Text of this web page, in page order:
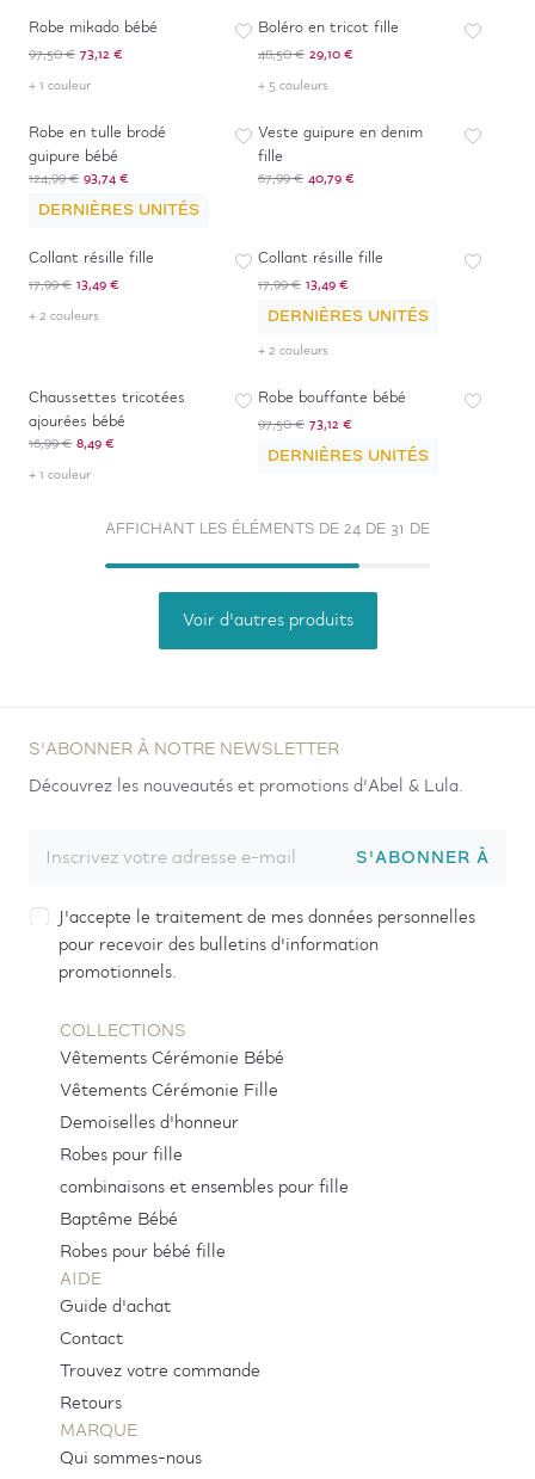
Robe mikado bébé
97,50 € 73,12 €
+ 1 couleur
Boléro en tricot fille
48,50 € 29,10 €
+ 5 couleurs
-25%
Robe en tulle brodé
guipure bébé
124,99 € 93,74 €
DERNIÈRES UNITÉS
-40%
Veste guipure en denim
fille
67,99 € 40,79 €
-25%
Collant résille fille
17,99 € 13,49 €
+ 2 couleurs
Collant résille fille
17,99 € 13,49 €
DERNIÈRES UNITÉS
+ 2 couleurs
Chaussettes tricotées
ajourées bébé
16,99 € 8,49 €
+ 1 couleur
-25%
Robe bouffante bébé
97,50 € 73,12 €
DERNIÈRES UNITÉS
AFFICHANT LES ÉLÉMENTS DE 24 DE 31 DE
Voir d'autres produits
S'ABONNER À NOTRE NEWSLETTER
Découvrez les nouveautés et promotions d'Abel & Lula.
S'ABONNER À
J'accepte le traitement de mes données personnelles
pour recevoir des bulletins d'information
promotionnels.
COLLECTIONS
Vêtements Cérémonie Bébé
Vêtements Cérémonie Fille
Demoiselles d'honneur
Robes pour fille
combinaisons et ensembles pour fille
Baptême Bébé
Robes pour bébé fille
AIDE
Guide d'achat
Contact
Trouvez votre commande
Retours
MARQUE
Qui sommes-nous